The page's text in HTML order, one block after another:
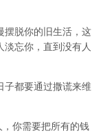
摆脱你的旧生活，这
忘你，直到没有人
子都要通过撒谎来维
你需要把所有的钱